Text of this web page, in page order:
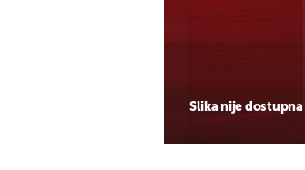
Slika nije dostupna